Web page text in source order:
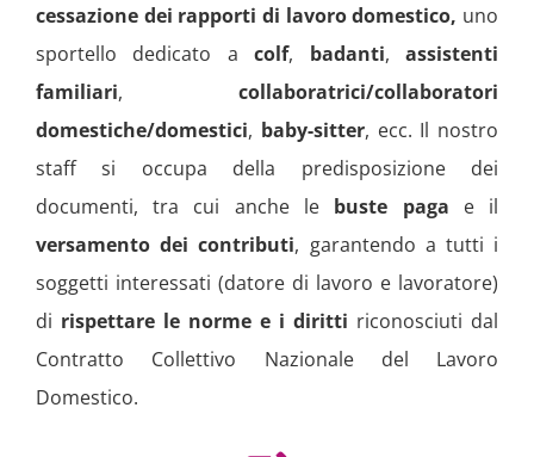
cessazione dei rapporti di lavoro domestico, uno
sportello dedicato acolf, badanti,assistenti
familiari,collaboratrici/collaboratori
domestiche/domestici, baby-sitter, ecc. Il nostro
staff si occupa della predisposizione dei
documenti, tra cui anche le buste paga e il
versamento dei contributi, garantendo a tutti i
soggetti interessati (datore di lavoro e lavoratore)
di rispettare le norme e i diritti riconosciuti dal
Contratto Collettivo Nazionale del Lavoro
Domestico.